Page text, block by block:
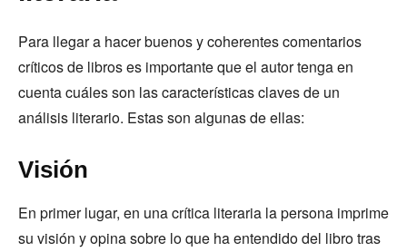
Para llegar a hacer buenos y coherentes comentarios
críticos de libros es importante que el autor tenga en
cuenta cuáles son las características claves de un
análisis literario. Estas son algunas de ellas:
Visión
En primer lugar, en una crítica literaria la persona imprime
su visión y opina sobre lo que ha entendido del libro tras